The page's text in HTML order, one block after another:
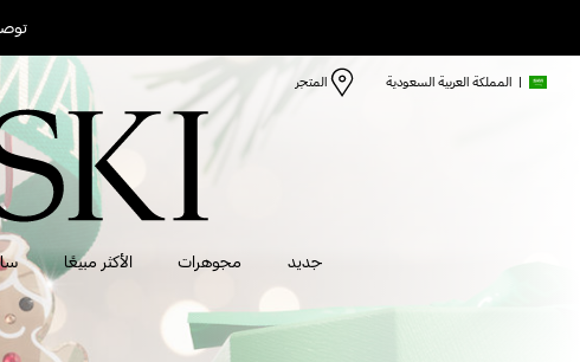
| المملكة العربية السعودية المتجر
جديد مجوهرات الأكثر مبيعًا